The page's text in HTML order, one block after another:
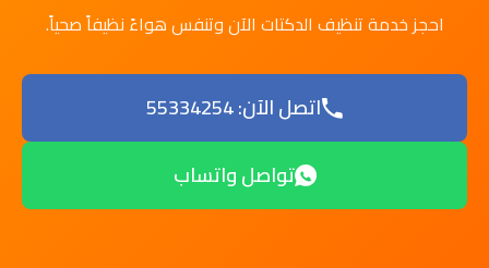
احجز خدمة تنظيف الدكتات الآن وتنفس هواءً نظيفاً صحياً.
اتصل الآن: 55334254
تواصل واتساب